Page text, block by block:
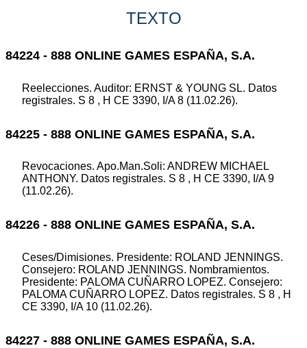
TEXTO
84224 - 888 ONLINE GAMES ESPAÑA, S.A.
Reelecciones. Auditor: ERNST & YOUNG SL. Datos
registrales. S 8 , H CE 3390, I/A 8 (11.02.26).
84225 - 888 ONLINE GAMES ESPAÑA, S.A.
Revocaciones. Apo.Man.Soli: ANDREW MICHAEL
ANTHONY. Datos registrales. S 8 , H CE 3390, I/A 9
(11.02.26).
84226 - 888 ONLINE GAMES ESPAÑA, S.A.
Ceses/Dimisiones. Presidente: ROLAND JENNINGS.
Consejero: ROLAND JENNINGS. Nombramientos.
Presidente: PALOMA CUÑARRO LOPEZ. Consejero:
PALOMA CUÑARRO LOPEZ. Datos registrales. S 8 , H
CE 3390, I/A 10 (11.02.26).
84227 - 888 ONLINE GAMES ESPAÑA, S.A.